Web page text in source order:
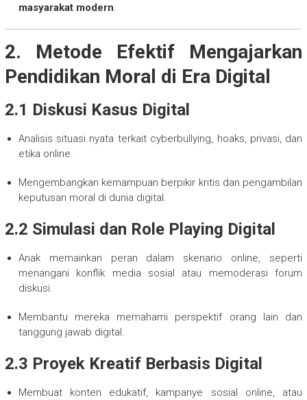
masyarakat modern.
2. Metode Efektif Mengajarkan
Pendidikan Moral di Era Digital
2.1 Diskusi Kasus Digital
Analisis situasi nyata terkait cyberbullying, hoaks, privasi, dan
etika online.
Mengembangkan kemampuan berpikir kritis dan pengambilan
keputusan moral di dunia digital.
2.2 Simulasi dan Role Playing Digital
Anak memainkan peran dalam skenario online, seperti
menangani konflik media sosial atau memoderasi forum
diskusi.
Membantu mereka memahami perspektif orang lain dan
tanggung jawab digital.
2.3 Proyek Kreatif Berbasis Digital
Membuat konten edukatif, kampanye sosial online, atau